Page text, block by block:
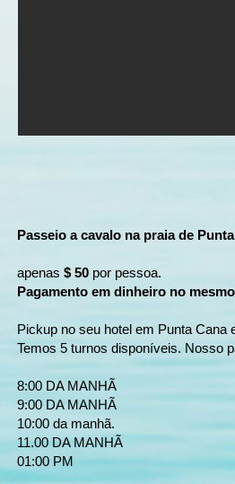
Passeio a cavalo na praia de
apenas $ 50 por pessoa.
Pagamento em dinheiro no
Pickup no seu hotel em Punta Cana
Temos 5 turnos disponíveis. Nosso
8:00 DA MANHÃ
9:00 DA MANHÃ
10:00 da manhã.
11.00 DA MANHÃ
01:00 PM